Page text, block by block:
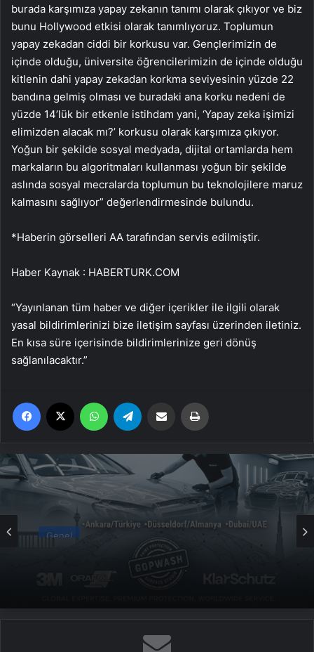
burada karşımıza yapay zekanın tanımı olarak çıkıyor ve biz
bunu Hollywood etkisi olarak tanımlıyoruz. Toplumun
yapay zekadan ciddi bir korkusu var. Gençlerimizin de
içinde olduğu, üniversite öğrencilerimizin de içinde olduğu
kitlenin dahi yapay zekadan korkma seviyesinin yüzde 22
bandına gelmiş olması ve buradaki ana korku nedeni de
yüzde 14’lük bir etkenle istihdam yani, ‘Yapay zeka işimizi
elimizden alacak mı?’ korkusu olarak karşımıza çıkıyor.
Yoğun bir şekilde sosyal medyada, dijital ortamlarda hem
markaların bu algoritmaları kullanması yoğun bir şekilde
aslında sosyal mecralarda toplumun bu teknolojilere maruz
kalmasını sağlıyor” değerlendirmesinde bulundu.
*Haberin görselleri AA tarafından servis edilmiştir.
Haber Kaynak : HABERTURK.COM
“Yayınlanan tüm haber ve diğer içerikler ile ilgili olarak
yasal bildirimlerinizi bize iletişim sayfası üzerinden iletiniz.
En kısa süre içerisinde bildirimlerinize geri dönüş
sağlanılacaktır.”
Facebook WhatsApp Email'den paylaş
Genel
Yeni Dünya Düzensizliği Çağında Türk Dış
Politikası ve Hakan Fidan Faktörü